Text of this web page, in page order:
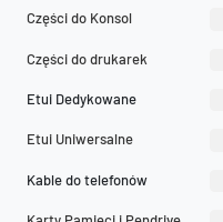
Części do Konsol
Części do drukarek
Etui Dedykowane
Etui Uniwersalne
Kable do telefonów